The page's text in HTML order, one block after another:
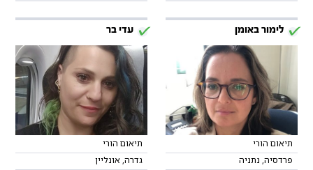
לימור באומן
תיאום הורי
פרדסיה, נתניה
עדי בר
תיאום הורי
גדרה, אונליין